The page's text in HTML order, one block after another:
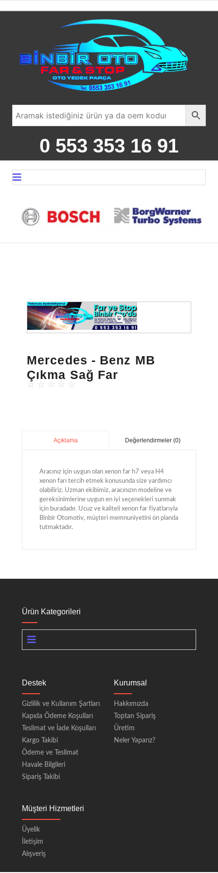
0 553 353 16 91
Mercedes - Benz MB
Çıkma Sağ Far
☆ ☆ ☆ ☆ ☆
Açıklama Değerlendirmeler (0)
Aracınız için uygun olan xenon far h7 veya H4
xenon farı tercih etmek konusunda size yardımcı
olabiliriz. Uzman ekibimiz, aracınızın modeline ve
gereksinimlerine uygun en iyi seçenekleri sunmak
için buradadır. Ucuz ve kaliteli xenon far fiyatlarıyla
Binbir Otomotiv, müşteri memnuniyetini ön planda
tutmaktadır.
Ürün Kategorileri
Destek
Gizlilik ve Kullanım Şartları
Kapıda Ödeme Koşulları
Teslimat ve İade Koşulları
Kargo Takibi
Ödeme ve Teslimat
Havale Bilgileri
Sipariş Takibi
Kurumsal
Hakkımızda
Toptan Sipariş
Üretim
Neler Yaparız?
Müşteri Hizmetleri
Üyelik
İletişim
Alışveriş